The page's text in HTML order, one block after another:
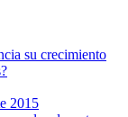
su crecimiento
2015